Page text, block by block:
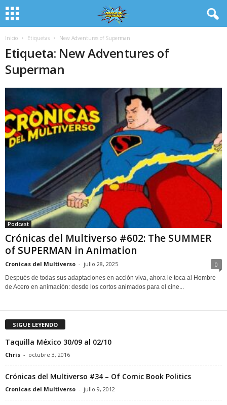
Inicio Etiquetas New Adventures of Superman
Etiqueta: New Adventures of
Superman
Podcast
Crónicas del Multiverso #602: The SUMMER
of SUPERMAN in Animation
Cronicas del Multiverso - julio 28, 2025 0
Después de todas sus adaptaciones en acción viva, ahora le toca al Hombre
de Acero en animación: desde los cortos animados para el cine...
SIGUE LEYENDO
Taquilla México 30/09 al 02/10
Chris - octubre 3, 2016
Crónicas del Multiverso #34 – Of Comic Book Politics
Cronicas del Multiverso - julio 9, 2012